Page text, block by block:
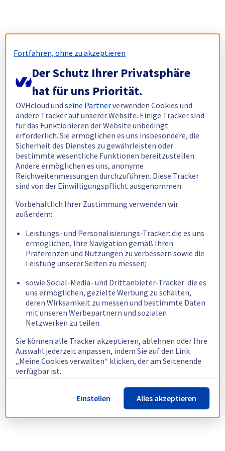
Fortfahren, ohne zu akzeptieren
Der Schutz Ihrer Privatsphäre
hat für uns Priorität.
OVHcloud undseine Partnerverwenden Cookies und
andere Tracker auf unserer Website. Einige Tracker sind
für das Funktionieren der Website unbedingt
erforderlich. Sie ermöglichen es uns insbesondere, die
Sicherheit des Dienstes zu gewährleisten oder
bestimmte wesentliche Funktionen bereitzustellen.
Andere ermöglichen es uns, anonyme
Reichweitenmessungen durchzuführen. Diese Tracker
sind von der Einwilligungspflicht ausgenommen.
Vorbehaltlich Ihrer Zustimmung verwenden wir
außerdem:
Leistungs- und Personalisierungs-Tracker: die es uns
ermöglichen, Ihre Navigation gemäß Ihren
Präferenzen und Nutzungen zu verbessern sowie die
Leistung unserer Seiten zu messen;
sowie Social-Media- und Drittanbieter-Tracker: die es
uns ermöglichen, gezielte Werbung zu schalten,
deren Wirksamkeit zu messen und bestimmte Daten
mit unseren Werbepartnern und sozialen
Netzwerken zu teilen.
Sie können alle Tracker akzeptieren, ablehnen oder Ihre
Auswahl jederzeit anpassen, indem Sie auf den Link
„Meine Cookies verwalten“ klicken, der am Seitenende
verfügbar ist.
Weitere Informationen finden Sie in unsererRichtlinie
zur Verwendung von Cookies.
Einstellen Alles akzeptieren